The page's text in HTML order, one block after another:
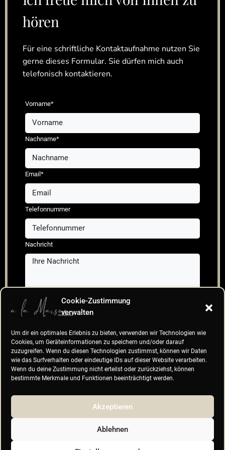
Cookie-Zustimmung
verwalten
Um dir ein optimales Erlebnis zu bieten, verwenden wir Technologien wie
Cookies, um Geräteinformationen zu speichern und/oder darauf
zuzugreifen. Wenn du diesen Technologien zustimmst, können wir Daten
wie das Surfverhalten oder eindeutige IDs auf dieser Website verarbeiten.
Wenn du deine Zustimmung nicht erteilst oder zurückziehst, können
bestimmte Merkmale und Funktionen beeinträchtigt werden.
Akzeptieren
Ablehnen
hören
Für eine schriftliche Kontaktaufnahme nutzen Sie
gerne dieses Formular. Sie dürfen mich auch
telefonisch kontaktieren.
Vorname*
Nachname*
Email*
Telefonnummer
Nachricht
Den Datenschutzbestimmungen zustimmen